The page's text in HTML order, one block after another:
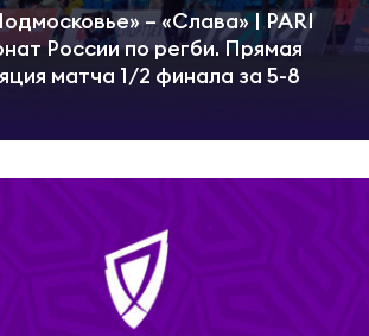
– «Слава» | PARI
России по регби. Прямая
матча 1/2 финала за 5-8